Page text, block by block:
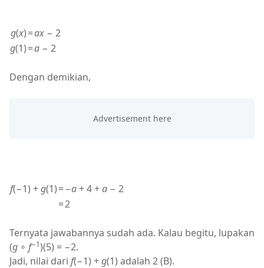
g(x)=ax − 2
g(1)=a − 2
Dengan demikian,
f(−1) +g(1)=−a+ 4 +a − 2
=2
Ternyata jawabannya sudah ada. Kalau begitu, lupakan
(g ∘ f−1)(5) = −2.
Jadi, nilai dari f(−1) +g(1) adalah 2 (B).